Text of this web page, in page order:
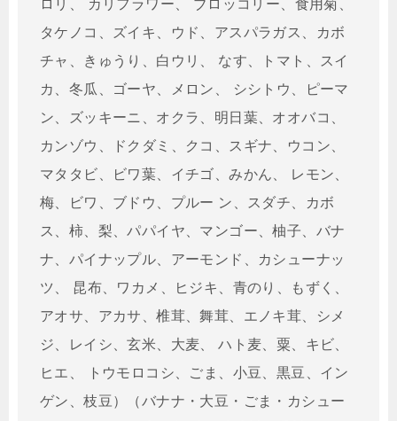
ロリ、 カリフラワー、 ブロッコリー、食用菊、
タケノコ、ズイキ、ウド、アスパラガス、カボ
チャ、きゅうり、白ウリ、 なす、トマト、スイ
カ、冬瓜、ゴーヤ、メロン、 シシトウ、ピーマ
ン、ズッキーニ、オクラ、明日葉、オオバコ、
カンゾウ、ドクダミ、クコ、スギナ、ウコン、
マタタビ、ビワ葉、イチゴ、みかん、 レモン、
梅、ビワ、ブドウ、プルー ン、スダチ、カボ
ス、柿、梨、パパイヤ、マンゴー、柚子、バナ
ナ、パイナップル、アーモンド、カシューナッ
ツ、 昆布、ワカメ、ヒジキ、青のり、もずく、
アオサ、アカサ、椎茸、舞茸、エノキ茸、シメ
ジ、レイシ、玄米、大麦、 ハト麦、粟、キビ、
ヒエ、 トウモロコシ、ごま、小豆、黒豆、イン
ゲン、枝豆）（バナナ・大豆・ごま・カシュー